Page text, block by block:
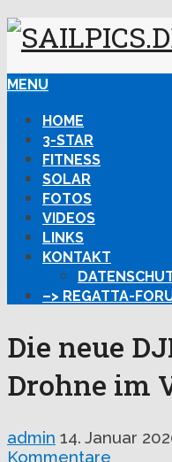
MENU
HOME
3-STAR
FITNESS
SOLAR
FOTOS
VIDEOS
LINKS
KONTAKT
–> REGATTA-
Die neue
Drohne im
admin 14. Januar
Kommentare